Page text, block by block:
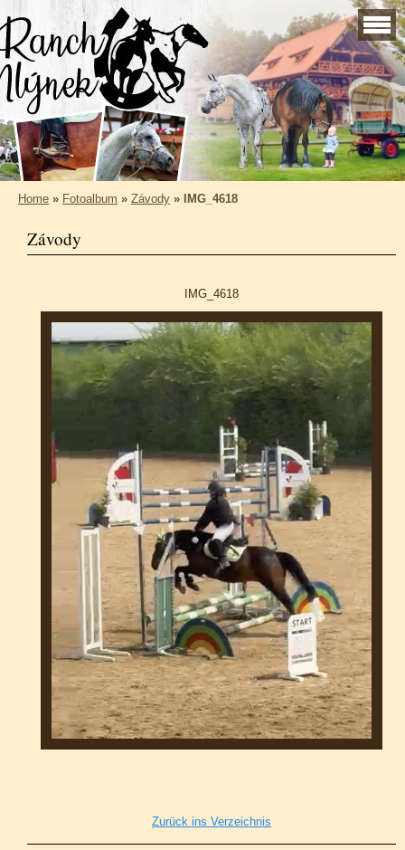
Home » Fotoalbum » Závody » IMG_4618
Závody
IMG_4618
Zurück ins Verzeichnis